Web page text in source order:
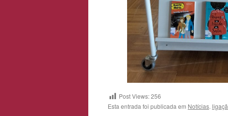
Post Views:256
Esta entrada foi publicada em Notícias.